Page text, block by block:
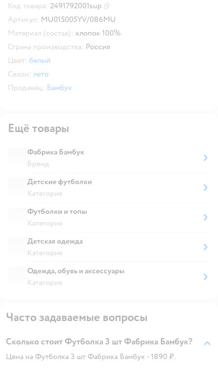
Код товара: 2491792001sup
Артикул: MU015005YV/086MU
Материал (состав): хлопок 100%
Страна производства: Россия
Цвет: белый
Сезон: лето
Продавец: Бамбук
Ещё товары
Фабрика Бамбук
Бренд
Детские футболки
Категория
Футболки и топы
Категория
Детская одежда
Категория
Одежда, обувь и аксессуары
Категория
Часто задаваемые вопросы
Сколько стоит Футболка 3 шт Фабрика Бамбук?
Цена на Футболка 3 шт Фабрика Бамбук - 1890 ₽.